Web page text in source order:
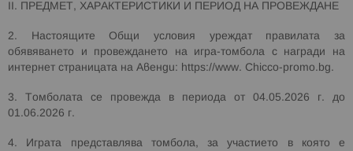
. ПРЕДМЕТ, ХАРАКТЕРИСТИКИ И ПЕРИОД НА ПРОВЕЖДАНЕ
2. Настоящите Общи условия уреждат правилата за
обявяването и провеждането на игра-томбола с награди на
интернет страницата на Авенди: https://www. Chicco-promo. bg.
3. Томболата се провежда в периода от 04.05.2026
г. до
01.06.2026 г.
4. Играта представлява томбола, за участието в която е